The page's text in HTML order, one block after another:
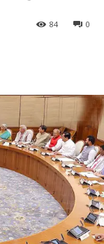
0
84